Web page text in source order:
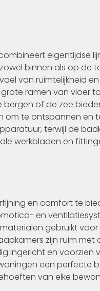
eigentijdse
binnen als op de
van ruimtelijkheid
ramen van vloer
of de zee
te ontspannen en
terwijl de
werkbladen en
en comfort te
en
gebruikt
zijn ruim
ingericht en
een perfecte
van elke